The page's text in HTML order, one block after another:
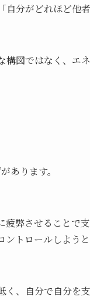
分がどれほど他
図ではなく、エ
あります。
弊させることで支
トロールしよう
、自分で自分を